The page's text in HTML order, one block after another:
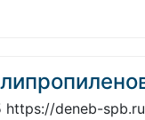
https://deneb-